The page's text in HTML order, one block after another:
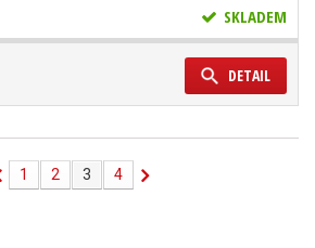
SKLADEM
DETAIL
1 2 3 4